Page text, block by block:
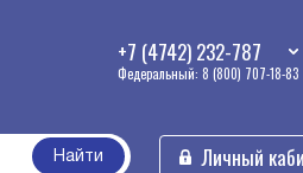
+7 (4742) 232-787
Федеральный: 8 (800) 707-18-83
Найти Личный